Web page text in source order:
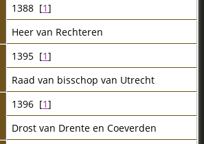
1388 [1]
Heer van Rechteren
1395 [1]
Raad van bisschop van Utrecht
1396 [1]
Drost van Drente en Coeverden